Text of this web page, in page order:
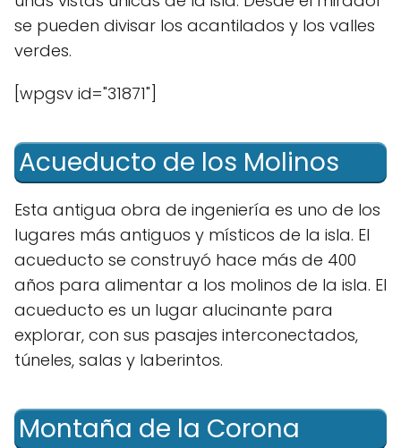
se pueden divisar los acantilados y los valles
verdes.
[wpgsv id="31871"]
Acueducto de los Molinos
Esta antigua obra de ingeniería es uno de los
lugares más antiguos y místicos de la isla. El
acueducto se construyó hace más de 400
años para alimentar a los molinos de la isla. El
acueducto es un lugar alucinante para
explorar, con sus pasajes interconectados,
túneles, salas y laberintos.
Montaña de la Corona